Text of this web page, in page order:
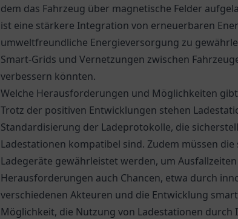
dem das Fahrzeug über magnetische Felder
ist eine stärkere Integration von erneuerbaren
umweltfreundliche Energieversorgung zu
Smart-Grids und Vernetzungen zwischen
verbessern könnten.
Welche Herausforderungen und Möglichkeiten gibt
Trotz der positiven Entwicklungen stehen
Standardisierung der Ladeprotokolle, die
Ladestationen kompatibel sind. Zudem müssen
Ladegeräte gewährleistet werden, um
Herausforderungen auch Chancen, etwa durch
verschiedenen Akteuren und die Entwicklung
Möglichkeit, die Nutzung von Ladestationen